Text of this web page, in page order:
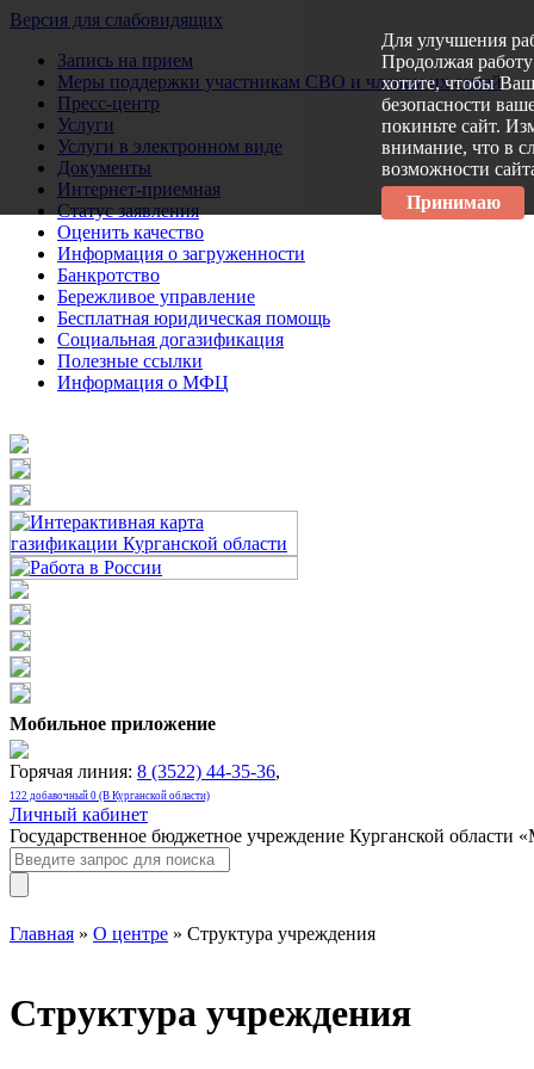
Версия для слабовидящих
Запись на прием
Меры поддержки участникам СВО и членам их семей
Пресс-центр
Услуги
Услуги в электронном виде
Документы
Интернет-приемная
Статус заявления
Оценить качество
Информация о загруженности
Банкротство
Бережливое управление
Бесплатная юридическая помощь
Социальная догазификация
Полезные ссылки
Информация о МФЦ
Мобильное приложение
Горячая линия: 8 (3522) 44-35-36,
122 добавочный 0 (В Курганской области)
Личный кабинет
Государственное бюджетное учреждение Курганской
Главная » О центре » Структура учреждения
Структура учреждения
Для улучшения
Продолжая
хотите, чтобы
безопасности
покиньте сайт.
внимание, что в
возможности
Принимаю